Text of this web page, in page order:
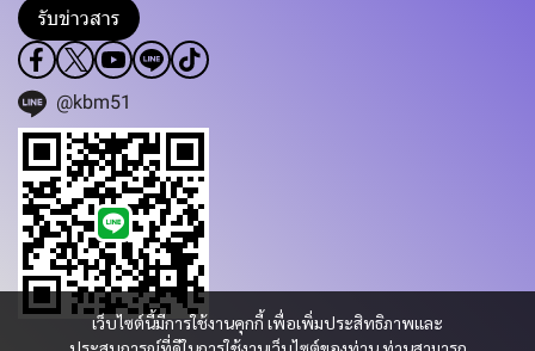
เว็บไซต์นี้มีการใช้งานคุกกี้ เพื่อเพิ่มประสิทธิภาพและ
รับข่าวสาร
@kbm51